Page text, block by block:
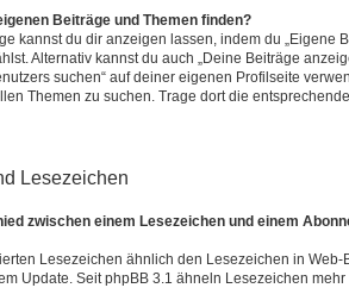
Beiträge und Themen finden?
kannst du dir anzeigen lassen, indem du „Eigene
Alternativ kannst du auch „Deine Beiträge
suchen“ auf deiner eigenen Profilseite
Themen zu suchen. Trage dort die
Lesezeichen
zwischen einem Lesezeichen und einem
Lesezeichen ähnlich den Lesezeichen in
Update. Seit phpBB 3.1 ähneln Lesezeichen